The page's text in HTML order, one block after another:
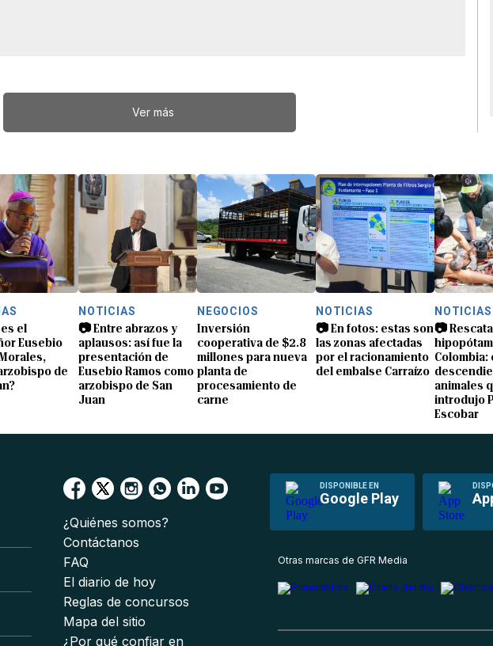
Ver más
el
Eusebio
de
NOTICIAS
📷 Entre abrazos y
aplausos: así fue la
presentación de
Eusebio Ramos como
arzobispo de San
Juan
NEGOCIOS
Inversión
cooperativa de $2.8
millones para nueva
planta de
procesamiento de
carne
NOTICIAS
📷 En fotos: estas son
las zonas afectadas
por el racionamiento
del embalse Carraízo
NOTICIAS
📷
Colombia:
animales
introdujo
Escobar
DISPONIBLE EN
Google Play
¿Quiénes somos?
Contáctanos
FAQ
El diario de hoy
Reglas de concursos
Mapa del sitio
¿Por qué confiar en
Otras marcas de GFR Media